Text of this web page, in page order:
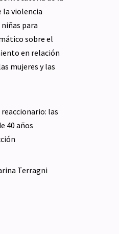
la violencia
para
sobre el
en relación
mujeres y las
las
40 años
Terragni